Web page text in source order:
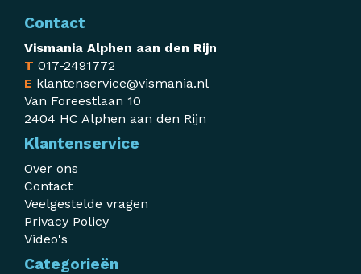
Contact
Vismania Alphen aan den Rijn
T 017-2491772
E klantenservice@vismania.nl
Van Foreestlaan 10
2404 HC Alphen aan den Rijn
Klantenservice
Over ons
Contact
Veelgestelde vragen
Privacy Policy
Video's
Categorieën